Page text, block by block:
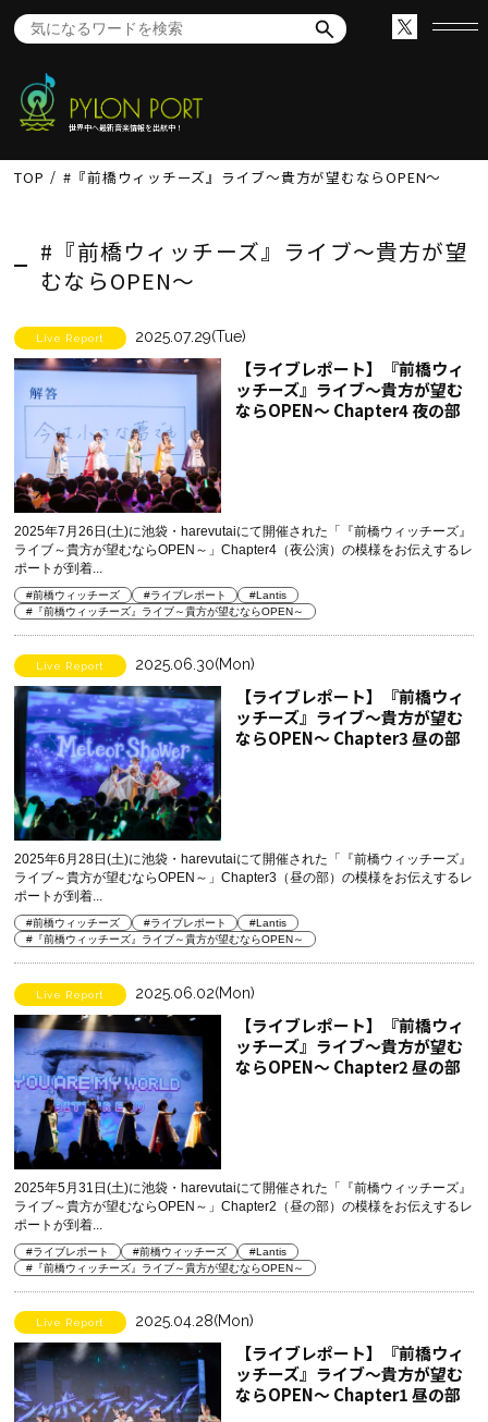
世界中へ最新音楽情報を出航中！
TOP #『前橋ウィッチーズ』ライブ～貴方が望むならOPEN～
#『前橋ウィッチーズ』ライブ～貴方が望
むならOPEN～
Live Report 2025.07.29(Tue)
【ライブレポート】『前橋ウィ
ッチーズ』ライブ～貴方が望む
ならOPEN～ Chapter4 夜の部
2025年7月26日(土)に池袋・harevutaiにて開催された「『前橋ウィッチーズ』
ライブ～貴方が望むならOPEN～」Chapter4（夜公演）の模様をお伝えするレ
ポートが到着...
#前橋ウィッチーズ #ライブレポート
#Lantis
#『前橋ウィッチーズ』ライブ～貴方が望むならOPEN～
Live Report 2025.06.30(Mon)
【ライブレポート】『前橋ウィ
ッチーズ』ライブ～貴方が望む
ならOPEN～ Chapter3 昼の部
2025年6月28日(土)に池袋・harevutaiにて開催された「『前橋ウィッチーズ』
ライブ～貴方が望むならOPEN～」Chapter3（昼の部）の模様をお伝えするレ
ポートが到着...
#前橋ウィッチーズ #ライブレポート
#Lantis
#『前橋ウィッチーズ』ライブ～貴方が望むならOPEN～
Live Report 2025.06.02(Mon)
【ライブレポート】『前橋ウィ
ッチーズ』ライブ～貴方が望む
ならOPEN～ Chapter2 昼の部
2025年5月31日(土)に池袋・harevutaiにて開催された「『前橋ウィッチーズ』
ライブ～貴方が望むならOPEN～」Chapter2（昼の部）の模様をお伝えするレ
ポートが到着...
#ライブレポート #前橋ウィッチーズ
#Lantis
#『前橋ウィッチーズ』ライブ～貴方が望むならOPEN～
Live Report 2025.04.28(Mon)
【ライブレポート】『前橋ウィ
ッチーズ』ライブ～貴方が望む
ならOPEN～ Chapter1 昼の部